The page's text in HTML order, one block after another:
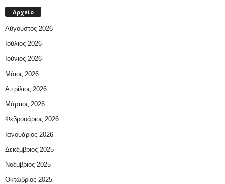
Αρχείο
Αύγουστος 2026
Ιούλιος 2026
Ιούνιος 2026
Μάιος 2026
Απρίλιος 2026
Μάρτιος 2026
Φεβρουάριος 2026
Ιανουάριος 2026
Δεκέμβριος 2025
Νοέμβριος 2025
Οκτώβριος 2025